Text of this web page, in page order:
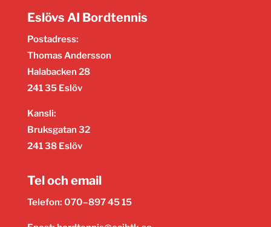
Eslövs AI Bordtennis
Postadress:
Thomas Andersson
Halabacken 28
241 35 Eslöv
Kansli:
Bruksgatan 32
241 38 Eslöv
Tel och email
Telefon: 070–897 45 15